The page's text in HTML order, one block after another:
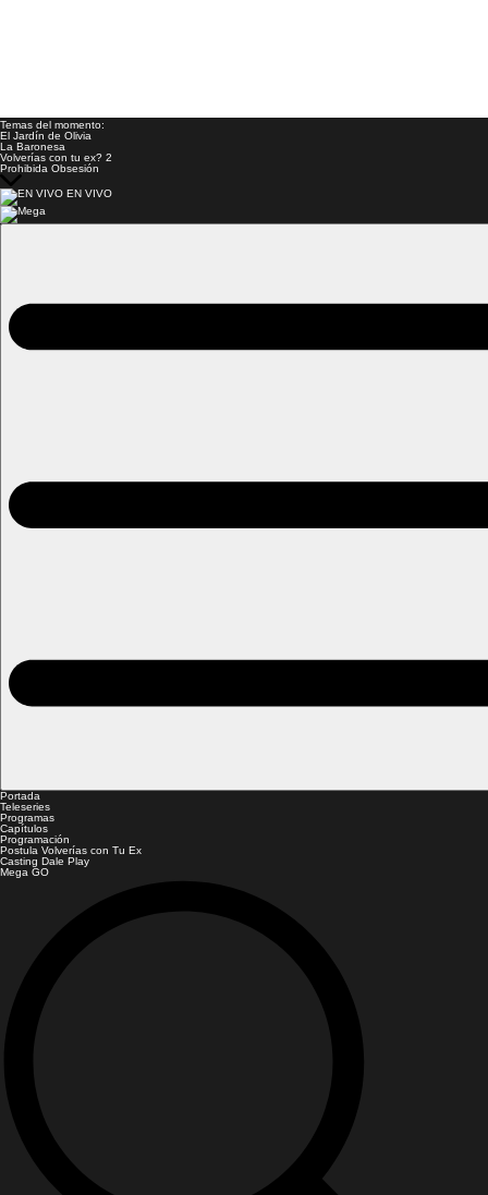
Temas del momento:
El Jardín de Olivia
La Baronesa
Volverías con tu ex? 2
Prohibida Obsesión
EN VIVO
Portada
Teleseries
Programas
Capítulos
Programación
Postula Volverías con Tu Ex
Casting Dale Play
Mega GO